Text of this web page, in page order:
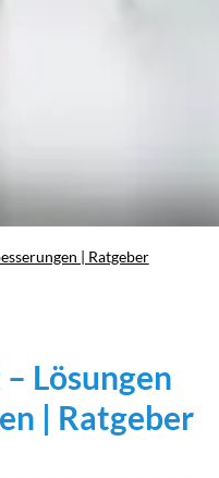
| Ratgeber
Lösungen
| Ratgeber